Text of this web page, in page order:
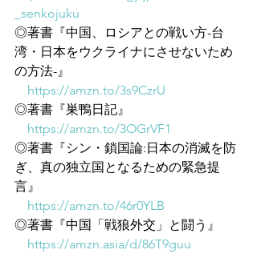
_senkojuku
◎著書『中国、ロシアとの戦い方-台
湾・日本をウクライナにさせないため
の方法-』
https://amzn.to/3s9CzrU
◎著書『巣鴨日記』
https://amzn.to/3OGrVF1
◎著書『シン・鎖国論:日本の消滅を防
ぎ、真の独立国となるための緊急提
言』
https://amzn.to/46r0YLB
◎著書『中国「戦狼外交」と闘う』
https://amzn.asia/d/86T9guu